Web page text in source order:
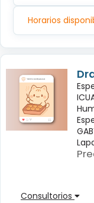
Horarios
Consultorios